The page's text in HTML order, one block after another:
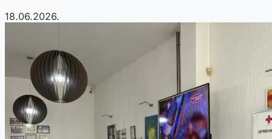
18.06.2026.